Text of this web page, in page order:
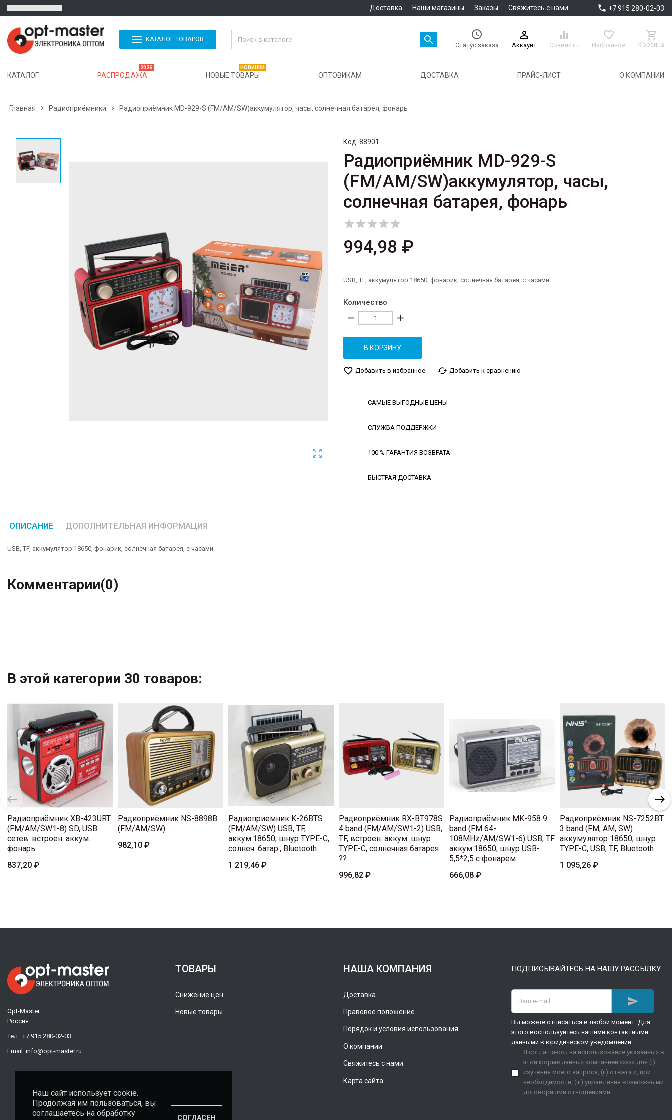
Доставка Наши магазины Заказы Свяжитесь с нами  +7 915 280-02-03
КАТАЛОГ ТОВАРОВ  
Статус заказа

Аккаунт

Сравнить

Избранное

Корзина
КАТАЛОГ РАСПРОДАЖА
2026
НОВЫЕ ТОВАРЫ
НОВИНКИ
ОПТОВИКАМ ДОСТАВКА ПРАЙС-ЛИСТ О КОМПАНИИ
Главная  Радиоприёмники  Радиоприёмник MD-929-S (FM/AM/SW)аккумулятор, часы, солнечная батарея, фонарь

Код: 88901
Радиоприёмник MD-929-S
(FM/AM/SW)аккумулятор, часы,
солнечная батарея, фонарь

994,98 ₽
USB, TF, аккумулятор 18650, фонарик, солнечная батарея, с часами
Количество
remove add
В КОРЗИНУ
favorite_border Добавить в избранное cached Добавить к сравнению
САМЫЕ ВЫГОДНЫЕ ЦЕНЫ
СЛУЖБА ПОДДЕРЖКИ
100 % ГАРАНТИЯ ВОЗВРАТА
БЫСТРАЯ ДОСТАВКА
ОПИСАНИЕ ДОПОЛНИТЕЛЬНАЯ ИНФОРМАЦИЯ
USB, TF, аккумулятор 18650, фонарик, солнечная батарея, с часами
Комментарии(0)
В этой категории 30 товаров:
Радиоприёмник XB-423URT
(FM/AM/SW1-8) SD, USB
сетев. встроен. аккум.
фонарь
837,20 ₽
Радиоприёмник NS-8898B
(FM/AM/SW)
982,10 ₽
Радиоприемник K-26BTS
(FM/AM/SW) USB, TF,
аккум.18650, шнур TYPE-C,
солнеч. батар., Bluetooth
1 219,46 ₽
Радиоприёмник RX-BT978S
4 band (FM/AM/SW1-2) USB,
TF, встроен. аккум. шнур
TYPE-C, солнечная батарея
??
996,82 ₽
Радиоприёмник MK-958 9
band (FM 64-
108MHz/AM/SW1-6) USB, TF
аккум.18650, шнур USB-
5,5*2,5 с фонарем
666,08 ₽
Радиоприёмник NS-7252BT
3 band (FM, AM, SW)
аккумулятор 18650, шнур
TYPE-C, USB, TF, Bluetooth
1 095,26 ₽
Opt-Master
Россия
Тел.: +7 915 280-02-03
Email: info@opt-master.ru
ТОВАРЫ
Снижение цен
Новые товары
НАША КОМПАНИЯ
Доставка
Правовое положение
Порядок и условия использования
О компании
Свяжитесь с нами
Карта сайта
ПОДПИСЫВАЙТЕСЬ НА НАШУ РАССЫЛКУ

Вы можете отписаться в любой момент. Для
этого воспользуйтесь нашими контактными
данными в юридическом уведомлении.
Я соглашаюсь на использование указанных в
этой форме данных компанией xxxxx для (i)
изучения моего запроса, (ii) ответа и, при
необходимости, (iii) управления возможными
договорными отношениями.
Наш сайт использует cookie.
Продолжая им пользоваться, вы
соглашаетесь на обработку
СОГЛАСЕН